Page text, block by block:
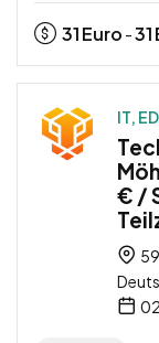
31Euro -31
IT,
€ /